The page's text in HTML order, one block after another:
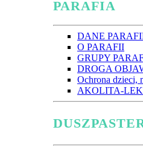
PARAFIA
DANE
O PARAFII
GRUPY
DROGA
Ochrona dzieci,
AKOLITA-